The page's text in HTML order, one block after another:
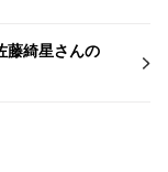
藤綺星さんの